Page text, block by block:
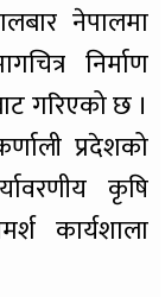
नेपालमा
निर्माण
गरिएको छ ।
प्रदेशको
कृषि
कार्यशाला